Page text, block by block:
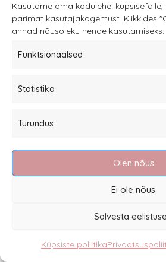
Kasutame oma kodulehel
parimat kasutajakogemust. Klikkides
annad nõusoleku nende kasutamiseks.
Funktsionaalsed
Statistika
Turundus
Olen nõus
Ei ole nõus
Salvesta
Küpsiste poliitika
Kauba